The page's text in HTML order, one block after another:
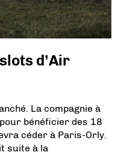
d’Air
La compagnie à
bénéficier des 18
céder à Paris-Orly.
suite à la